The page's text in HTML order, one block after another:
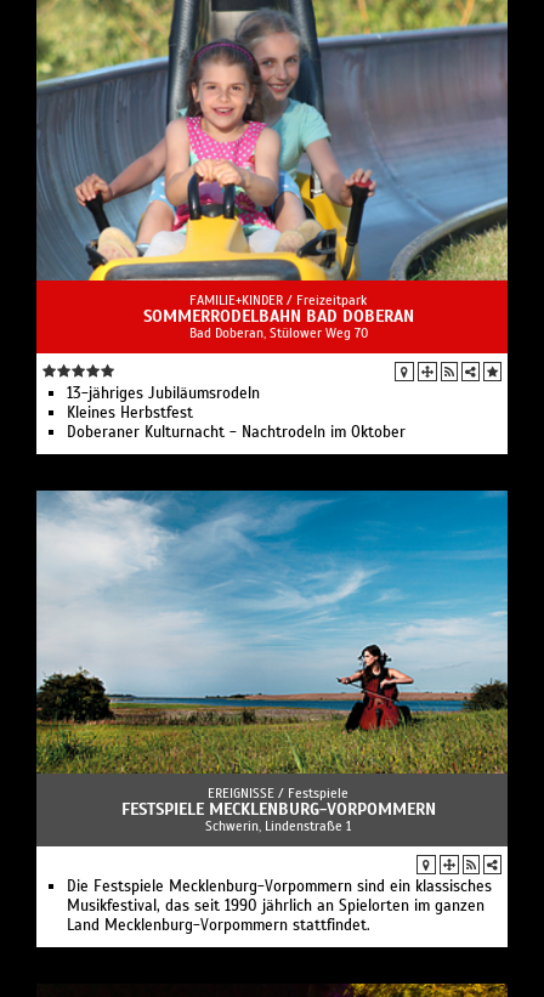
FAMILIE+KINDER / Freizeitpark
SOMMERRODELBAHN BAD DOBERAN
Bad Doberan, Stülower Weg 70
13-jähriges Jubiläumsrodeln
Kleines Herbstfest
Doberaner Kulturnacht - Nachtrodeln im Oktober
EREIGNISSE / Festspiele
FESTSPIELE MECKLENBURG-VORPOMMERN
Schwerin, Lindenstraße 1
Die Festspiele Mecklenburg-Vorpommern sind ein klassisches
Musikfestival, das seit 1990 jährlich an Spielorten im ganzen
Land Mecklenburg-Vorpommern stattfindet.